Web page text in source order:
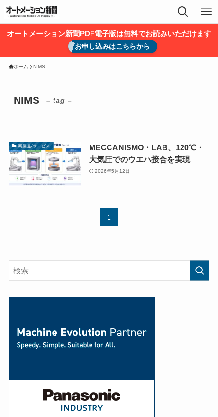
オートメーション新聞PDF電子版は無料でお読みいただけます
お申し込みはこちらから
ホーム NIMS
NIMS – tag –
新製品/サービス
MECCANISMO・LAB、120℃・
大気圧でのウエハ接合を実現
2026年5月12日
1